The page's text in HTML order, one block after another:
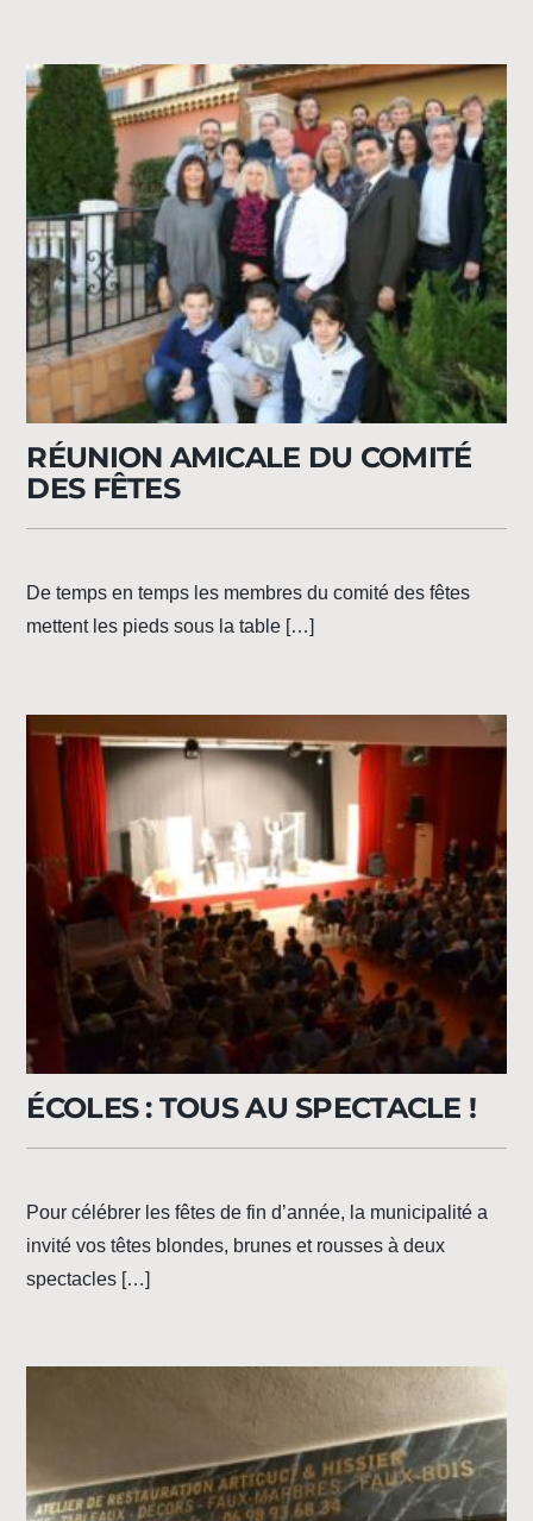
RÉUNION AMICALE DU COMITÉ
DES FÊTES
De temps en temps les membres du comité des fêtes
mettent les pieds sous la table […]
ÉCOLES : TOUS AU SPECTACLE !
Pour célébrer les fêtes de fin d’année, la municipalité a
invité vos têtes blondes, brunes et rousses à deux
spectacles […]